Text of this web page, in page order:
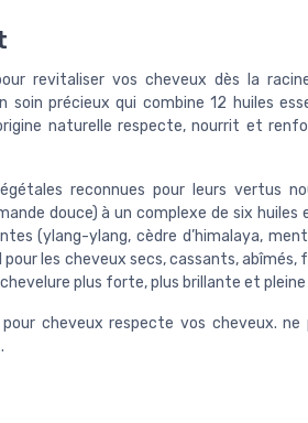
revitaliser vos cheveux dès la
soin précieux qui combine 12 huiles
naturelle respecte, nourrit et
reconnues pour leurs vertus
douce) à un complexe de six huiles
(ylang-ylang, cèdre d’himalaya,
pour les cheveux secs, cassants, abîmés,
plus forte, plus brillante et
cheveux respecte vos cheveux. ne